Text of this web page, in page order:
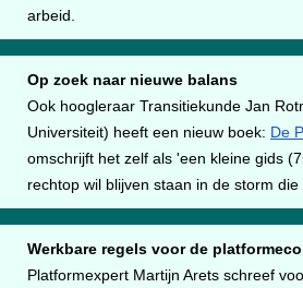
arbeid.
Op zoek naar nieuwe balans
Ook hoogleraar Transitiekunde Jan
Universiteit) heeft een nieuw boek: De
omschrijft het zelf als 'een kleine gids
rechtop wil blijven staan in de storm die
Werkbare regels voor de
Platformexpert Martijn Arets schreef